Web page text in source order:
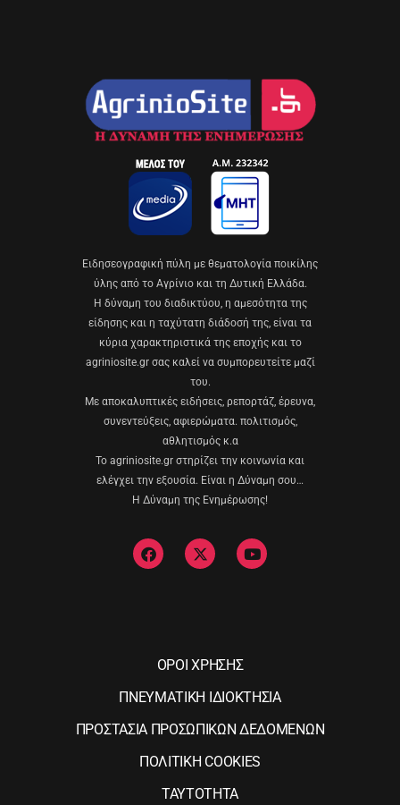
Eιδησεογραφική πύλη με θεματολογία ποικίλης
ύλης από το Αγρίνιο και τη Δυτική Ελλάδα.
Η δύναμη του διαδικτύου, η αμεσότητα της
είδησης και η ταχύτατη διάδοσή της, είναι τα
κύρια χαρακτηριστικά της εποχής και το
agriniosite.gr σας καλεί να συμπορευτείτε μαζί
του.
Με αποκαλυπτικές ειδήσεις, ρεπορτάζ, έρευνα,
συνεντεύξεις, αφιερώματα. πολιτισμός,
αθλητισμός κ.α
Το agriniosite.gr στηρίζει την κοινωνία και
ελέγχει την εξουσία. Είναι η Δύναμη σου…
Η Δύναμη της Ενημέρωσης!
ΟΡΟΙ ΧΡΗΣΗΣ
ΠΝΕΥΜΑΤΙΚΗ ΙΔΙΟΚΤΗΣΙΑ
ΠΡΟΣΤΑΣΙΑ ΠΡΟΣΩΠΙΚΩΝ ΔΕΔΟΜΕΝΩΝ
ΠΟΛΙΤΙΚΗ COOKIES
ΤΑΥΤΟΤΗΤΑ